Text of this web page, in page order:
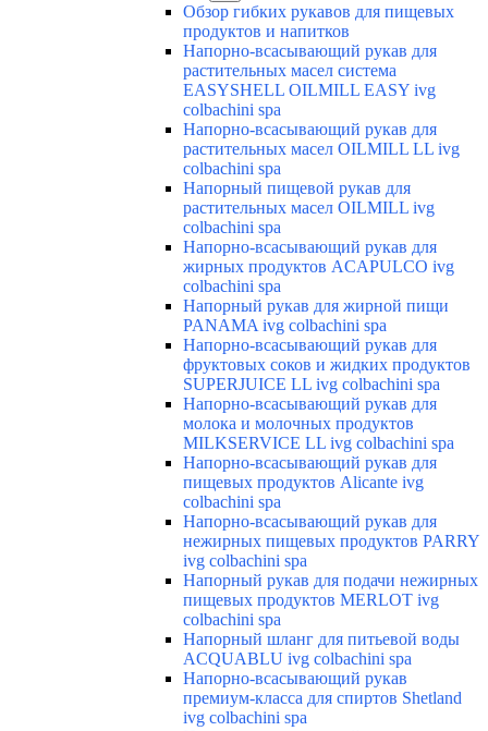
Обзор гибких рукавов для пищевых
продуктов и напитков
Напорно-всасывающий рукав для
растительных масел система
EASYSHELL OILMILL EASY ivg
colbachini spa
Напорно-всасывающий рукав для
растительных масел OILMILL LL ivg
colbachini spa
Напорный пищевой рукав для
растительных масел OILMILL ivg
colbachini spa
Напорно-всасывающий рукав для
жирных продуктов ACAPULCO ivg
colbachini spa
Напорный рукав для жирной пищи
PANAMA ivg colbachini spa
Напорно-всасывающий рукав для
фруктовых соков и жидких продуктов
SUPERJUICE LL ivg colbachini spa
Напорно-всасывающий рукав для
молока и молочных продуктов
MILKSERVICE LL ivg colbachini spa
Напорно-всасывающий рукав для
пищевых продуктов Alicante ivg
colbachini spa
Напорно-всасывающий рукав для
нежирных пищевых продуктов PARRY
ivg colbachini spa
Напорный рукав для подачи нежирных
пищевых продуктов MERLOT ivg
colbachini spa
Напорный шланг для питьевой воды
ACQUABLU ivg colbachini spa
Напорно-всасывающий рукав
премиум-класса для спиртов Shetland
ivg colbachini spa